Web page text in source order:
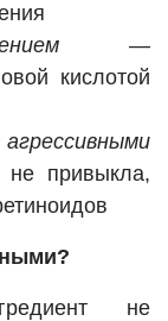
—
кислотой
привыкла,
не